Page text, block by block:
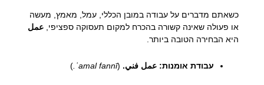
כשאתם מדברים על עבודה במובן הכללי, עמל, מאמץ, מעשה
או פעולה שאינה קשורה בהכרח למקום תעסוקה ספציפי, عمل
היא הבחירה הטובה ביותר.
עבודת אומנות: عمل فني. (
ʿamal fannī.
)